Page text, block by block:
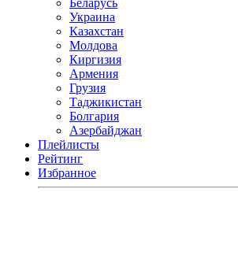
Беларусь
Украина
Казахстан
Молдова
Киргизия
Армения
Грузия
Таджикистан
Болгария
Азербайджан
Плейлисты
Рейтинг
Избранное